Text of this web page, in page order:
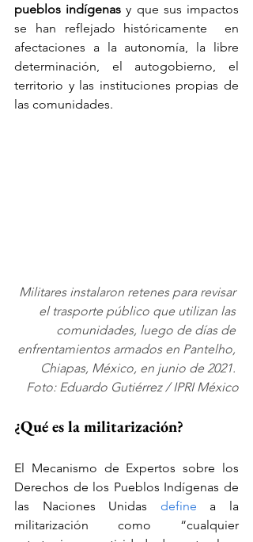
pueblos indígenas y que sus impactos
se han reflejado históricamente  en
afectaciones a la autonomía, la libre
determinación, el autogobierno, el
territorio y las instituciones propias de
las comunidades.
Militares instalaron retenes para revisar
el trasporte público que utilizan las
comunidades, luego de días de
enfrentamientos armados en Pantelho,
Chiapas, México, en junio de 2021.
Foto: Eduardo Gutiérrez / IPRI México
¿Qué es la militarización?
El Mecanismo de Expertos sobre los
Derechos de los Pueblos Indígenas de
las Naciones Unidas define a la
militarización como “cualquier